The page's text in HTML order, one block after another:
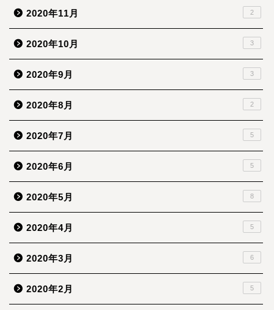
2020年11月 2
2020年10月 3
2020年9月 3
2020年8月 2
2020年7月 5
2020年6月 5
2020年5月 8
2020年4月 5
2020年3月 6
2020年2月 5